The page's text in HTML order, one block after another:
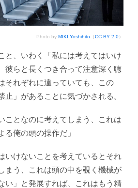
Photo by MIKI Yoshihito （CC BY 2.0）
と、いわく「私には考えてはいけ
彼らと長くつき合って注意深く聴
それぞれに違っていても、この
止」があることに気づかされる。
ことなのに考えてしまう、これは
る俺の頭の操作だ」
いけないことを考えているとそれ
まう、これは頭の中を覗く機械が
い」と発展すれば、これはもう精